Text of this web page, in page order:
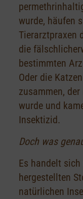
wurde, häufen
Tierarztpraxen
die
bestimmten
Oder die
zusammen,
wurde und
Insektizid.
Doch was
Es handelt
hergestellten
natürlichen